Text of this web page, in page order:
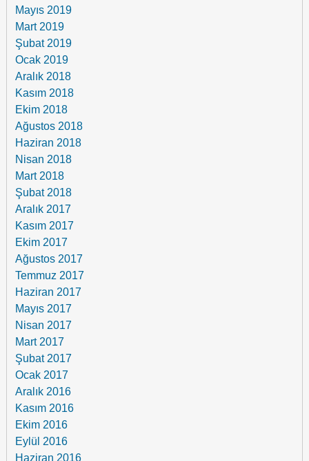
Mayıs 2019
Mart 2019
Şubat 2019
Ocak 2019
Aralık 2018
Kasım 2018
Ekim 2018
Ağustos 2018
Haziran 2018
Nisan 2018
Mart 2018
Şubat 2018
Aralık 2017
Kasım 2017
Ekim 2017
Ağustos 2017
Temmuz 2017
Haziran 2017
Mayıs 2017
Nisan 2017
Mart 2017
Şubat 2017
Ocak 2017
Aralık 2016
Kasım 2016
Ekim 2016
Eylül 2016
Haziran 2016